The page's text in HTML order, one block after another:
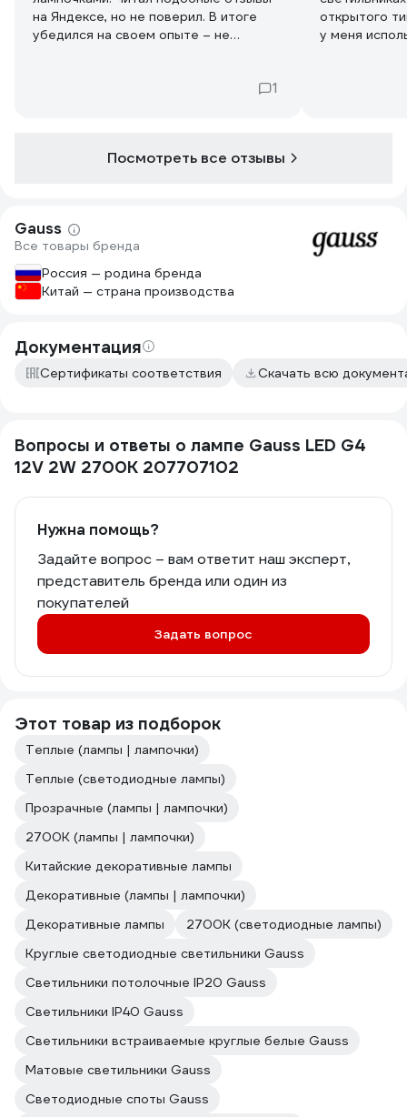
на Яндексе, но не поверил. В итоге
убедился на своем опыте – не
Отдельно 1 работает, а 2 нет. Причем,1
открытого
у меня
Посмотреть все отзывы
Gauss
Все товары бренда
Россия — родина бренда
Китай — страна производства
Документация
Сертификаты соответствия Скачать всю
Вопросы и ответы о лампе Gauss LED G4
12V 2W 2700K 207707102
Нужна помощь?
Задайте вопрос – вам ответит наш эксперт,
представитель бренда или один из
покупателей
Задать вопрос
Этот товар из подборок
Теплые (лампы | лампочки)
Теплые (светодиодные лампы)
Прозрачные (лампы | лампочки)
2700К (лампы | лампочки)
Китайские декоративные лампы
Декоративные (лампы | лампочки)
Декоративные лампы
2700К (светодиодные лампы)
Круглые светодиодные светильники Gauss
Светильники потолочные IP20 Gauss
Светильники IP40 Gauss
Светильники встраиваемые круглые белые Gauss
Матовые светильники Gauss
Светодиодные споты Gauss